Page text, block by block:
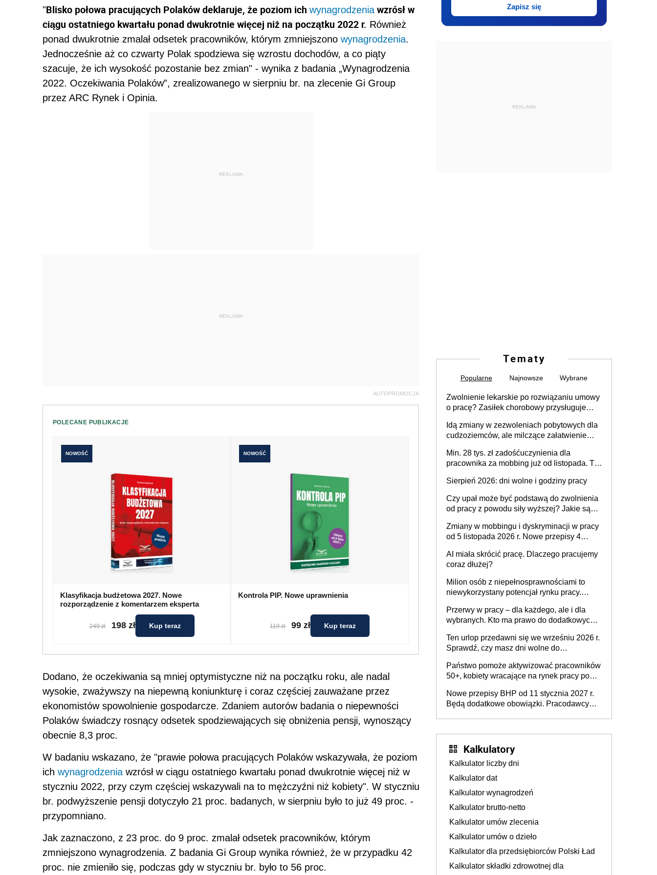
"Blisko połowa pracujących Polaków deklaruje, że poziom ich wynagrodzeniawzrósł w
ciągu ostatniego kwartału ponad dwukrotnie więcej niż na początku 2022 r. Również
ponad dwukrotnie zmalał odsetek pracowników, którym zmniejszono wynagrodzenia.
Jednocześnie aż co czwarty Polak spodziewa się wzrostu dochodów, a co piąty
szacuje, że ich wysokość pozostanie bez zmian" - wynika z badania „Wynagrodzenia
2022. Oczekiwania Polaków”, zrealizowanego w sierpniu br. na zlecenie Gi Group
przez ARC Rynek i Opinia.
REKLAMA
REKLAMA
AUTOPROMOCJA
POLECANE PUBLIKACJE
NOWOŚĆ
Klasyfikacja budżetowa 2027. Nowe
rozporządzenie z komentarzem eksperta
249 zł 198 zł Kup teraz
NOWOŚĆ
Kontrola PIP. Nowe uprawnienia
119 zł 99 zł Kup teraz
Dodano, że oczekiwania są mniej optymistyczne niż na początku roku, ale nadal
wysokie, zważywszy na niepewną koniunkturę i coraz częściej zauważane przez
ekonomistów spowolnienie gospodarcze. Zdaniem autorów badania o niepewności
Polaków świadczy rosnący odsetek spodziewających się obniżenia pensji, wynoszący
obecnie 8,3 proc.
W badaniu wskazano, że "prawie połowa pracujących Polaków wskazywała, że poziom
ich wynagrodzenia wzrósł w ciągu ostatniego kwartału ponad dwukrotnie więcej niż w
styczniu 2022, przy czym częściej wskazywali na to mężczyźni niż kobiety". W styczniu
br. podwyższenie pensji dotyczyło 21 proc. badanych, w sierpniu było to już 49 proc. -
przypomniano.
Jak zaznaczono, z 23 proc. do 9 proc. zmalał odsetek pracowników, którym
zmniejszono wynagrodzenia. Z badania Gi Group wynika również, że w przypadku 42
proc. nie zmieniło się, podczas gdy w styczniu br. było to 56 proc.
Zapisz się
REKLAMA
Tematy
Popularne Najnowsze Wybrane
Zwolnienie lekarskie po rozwiązaniu umowy
o pracę? Zasiłek chorobowy przysługuje
dni od ustania stosunku pracy
Idą zmiany w zezwoleniach pobytowych dla
cudzoziemców, ale milczące załatwienie
Min. 28 tys. zł zadośćuczynienia dla
pracownika za mobbing już od listopada. To
zespołu
Sierpień 2026: dni wolne i godziny pracy
Czy upał może być podstawą do zwolnienia
od pracy z powodu siły wyższej? Jakie są
Zmiany w mobbingu i dyskryminacji w pracy
od 5 listopada 2026 r. Nowe przepisy 4
Ustaw
AI miała skrócić pracę. Dlaczego pracujemy
coraz dłużej?
Milion osób z niepełnosprawnościami to
niewykorzystany potencjał rynku pracy.
dofinansowań czy refundacji, ale bariery po
stronie systemu i świadomości
pracodawców [WYWIAD]
Przerwy w pracy – dla każdego, ale i dla
wybranych. Kto ma prawo do dodatkowych
Ten urlop przedawni się we wrześniu 2026 r.
Sprawdź, czy masz dni wolne do
Państwo pomoże aktywizować pracowników
50+, kobiety wracające na rynek pracy po
osoby neuroatypowe. Powstanie Fundusz
na rzecz Inkluzywności w Zatrudnianiu?
Nowe przepisy BHP od 11 stycznia 2027 r.
Będą dodatkowe obowiązki. Pracodawcy
Kalkulatory
Kalkulator liczby dni
Kalkulator dat
Kalkulator wynagrodzeń
Kalkulator brutto-netto
Kalkulator umów zlecenia
Kalkulator umów o dzieło
Kalkulator dla przedsiębiorców Polski Ład
Kalkulator składki zdrowotnej dla